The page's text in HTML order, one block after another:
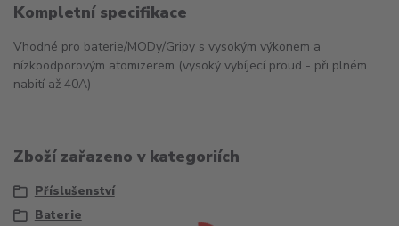
Kompletní specifikace
Vhodné pro baterie/MODy/Gripy s vysokým výkonem a
nízkoodporovým atomizerem (vysoký vybíjecí proud - při plném
nabití až 40A)
Zboží zařazeno v kategoriích
Příslušenství
Baterie